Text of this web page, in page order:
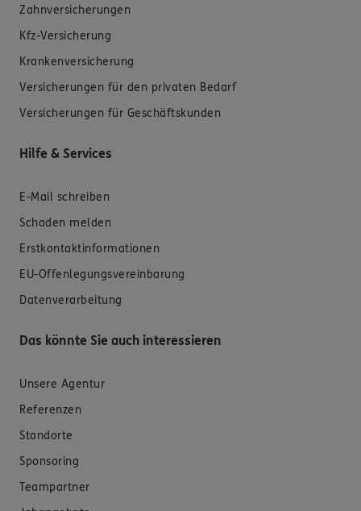
Zahnversicherungen
Kfz-Versicherung
Krankenversicherung
Versicherungen für den privaten Bedarf
Versicherungen für Geschäftskunden
Hilfe & Services
E-Mail schreiben
Schaden melden
Erstkontaktinformationen
EU-Offenlegungsvereinbarung
Datenverarbeitung
Das könnte Sie auch interessieren
Unsere Agentur
Referenzen
Standorte
Sponsoring
Teampartner